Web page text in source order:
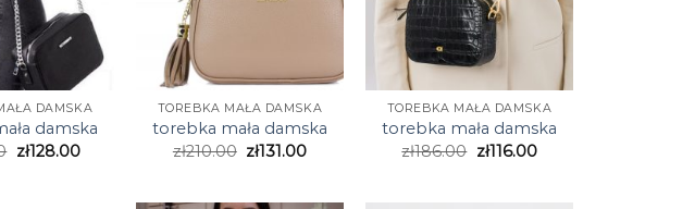
DAMSKA
damska
zł128.00
TOREBKA MAŁA DAMSKA
torebka mała damska
zł210.00 zł131.00
TOREBKA MAŁA DAMSKA
torebka mała damska
zł186.00 zł116.00